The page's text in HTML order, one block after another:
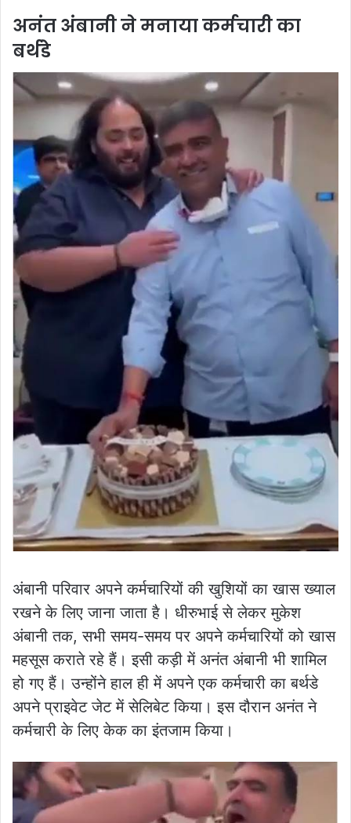
अनंत अंबानी ने मनाया कर्मचारी का
बर्थडे
अंबानी परिवार अपने कर्मचारियों की खुशियों का खास ख्याल
रखने के लिए जाना जाता है। धीरुभाई से लेकर मुकेश
अंबानी तक, सभी समय-समय पर अपने कर्मचारियों को खास
महसूस कराते रहे हैं। इसी कड़ी में अनंत अंबानी भी शामिल
हो गए हैं। उन्होंने हाल ही में अपने एक कर्मचारी का बर्थडे
अपने प्राइवेट जेट में सेलिबेट किया। इस दौरान अनंत ने
कर्मचारी के लिए केक का इंतजाम किया।